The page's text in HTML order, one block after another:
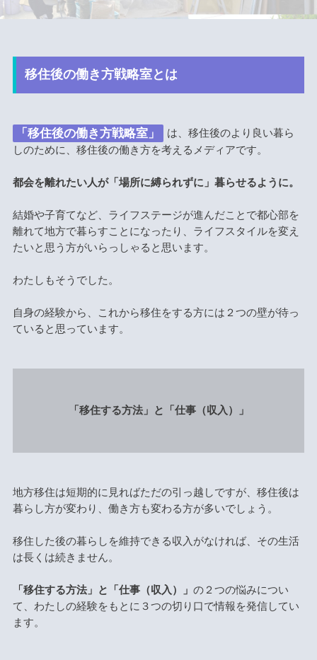
移住後の働き方戦略室とは
「移住後の働き方戦略室」
は、移住後のより良い暮ら
しのために、移住後の働き方を考えるメディアです。
都会を離れたい人が「場所に縛られずに」暮らせるように。
結婚や子育てなど、ライフステージが進んだことで都心部を
離れて地方で暮らすことになったり、ライフスタイルを変え
たいと思う方がいらっしゃると思います。
わたしもそうでした。
自身の経験から、これから移住をする方には２つの壁が待っ
ていると思っています。
「移住する方法」と「仕事（収入）」
地方移住は短期的に見ればただの引っ越しですが、移住後は
暮らし方が変わり、働き方も変わる方が多いでしょう。
移住した後の暮らしを維持できる収入がなければ、その生活
は長くは続きません。
「移住する方法」と「仕事（収入）」 の２つの悩みについ
て、わたしの経験をもとに３つの切り口で情報を発信してい
ます。